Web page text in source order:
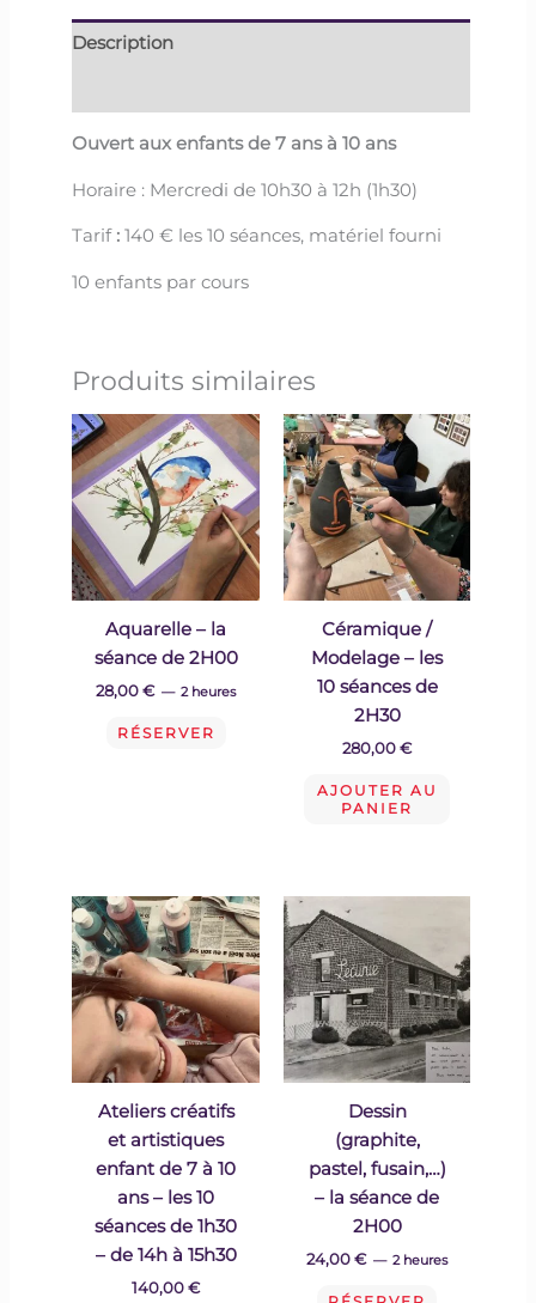
Description
Ouvert aux enfants de 7 ans à 10 ans
Horaire : Mercredi de 10h30 à 12h (1h30)
Tarif:140 € les 10 séances, matériel fourni
10 enfants par cours
Produits similaires
Aquarelle – la
séance de 2H00
28,00€ 2 heures
RÉSERVER
Céramique /
Modelage – les
10 séances de
2H30
280,00€
AJOUTER AU
PANIER
Ateliers créatifs
et artistiques
enfant de 7 à 10
ans – les 10
séances de 1h30
– de 14h à 15h30
140,00€
Dessin
(graphite,
pastel, fusain,…)
– la séance de
2H00
24,00€ 2 heures